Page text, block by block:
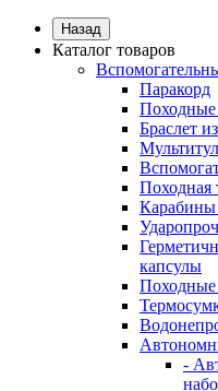
Назад
Каталог товаров
Паракорд
Браслет
Походная
Карабины
капсулы
-